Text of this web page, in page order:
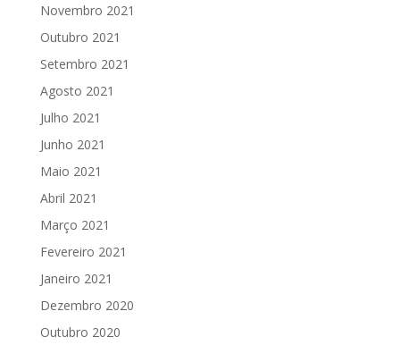
Novembro 2021
Outubro 2021
Setembro 2021
Agosto 2021
Julho 2021
Junho 2021
Maio 2021
Abril 2021
Março 2021
Fevereiro 2021
Janeiro 2021
Dezembro 2020
Outubro 2020